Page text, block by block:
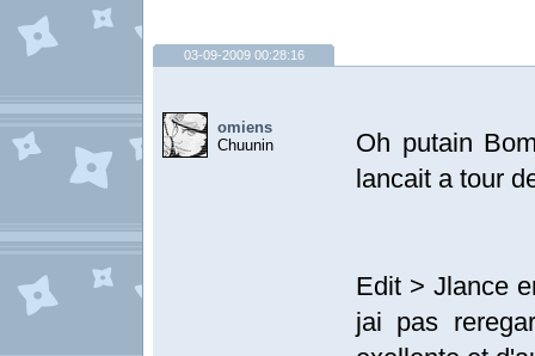
03-09-2009 00:28:16
omiens
Chuunin
Oh putain
lancait a tour
Edit > Jlance
jai pas